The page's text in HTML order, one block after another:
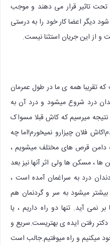
تحت تاثیر قرار می دهند و موجب
دیگر اعضا کار خود را به درستی
و از این جریان استثنا نیست.
تقریبا همه ی ما در طول عمرمان
درد شروع میشود و درد آن به
میرسیم که کاش قبلا مسواک
فلان چیزارو نمیخورم!اما چه
دامن قرص های مختلف میشویم ،
مسکن ها ولی اثر آنها نیز بعد
درد به سراغمان آمده است ،
میشود به سر و گردنمان هم
آید. تنها دو راه داریم ، یا
دکتر رفتن ایده ی بهتریست.سریع و
میکنیم و راه میوفتیم.جالب است